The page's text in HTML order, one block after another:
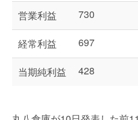
営業利益 730
経常利益 697
当期純利益 428